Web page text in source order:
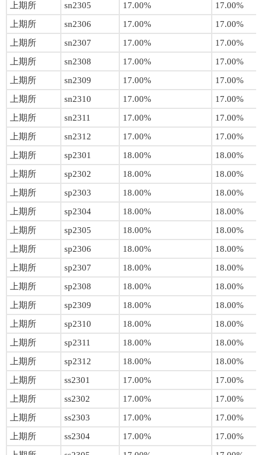
上期所
sn2305 17.00%
17.00%
上期所
sn2306 17.00%
17.00%
上期所
sn2307 17.00%
17.00%
上期所
sn2308 17.00%
17.00%
上期所
sn2309 17.00%
17.00%
上期所
sn2310 17.00%
17.00%
上期所
sn2311 17.00%
17.00%
上期所
sn2312 17.00%
17.00%
上期所
sp2301 18.00%
18.00%
上期所
sp2302 18.00%
18.00%
上期所
sp2303 18.00%
18.00%
上期所
sp2304 18.00%
18.00%
上期所
sp2305 18.00%
18.00%
上期所
sp2306 18.00%
18.00%
上期所
sp2307 18.00%
18.00%
上期所
sp2308 18.00%
18.00%
上期所
sp2309 18.00%
18.00%
上期所
sp2310 18.00%
18.00%
上期所
sp2311 18.00%
18.00%
上期所
sp2312 18.00%
18.00%
上期所
ss2301 17.00%
17.00%
上期所
ss2302 17.00%
17.00%
上期所
ss2303 17.00%
17.00%
上期所
ss2304 17.00%
17.00%